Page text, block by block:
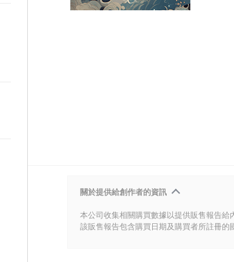
關於提供給創作者的資訊
本公司收集相關購買數據以提供販售報告給
該販售報告包含購買日期及購買者所註冊的